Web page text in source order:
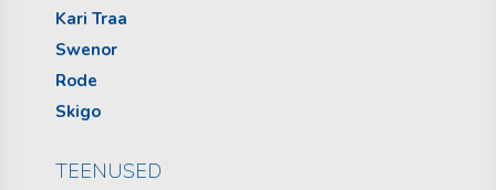
Kari Traa
Swenor
Rode
Skigo
TEENUSED